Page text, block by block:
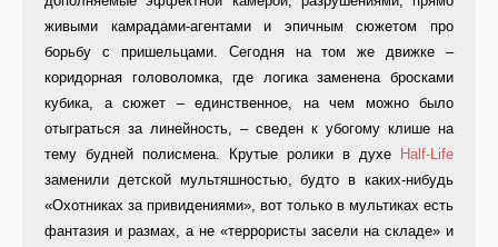
живыми камрадами-агентами и эпичным сюжетом про
борьбу с пришельцами. Сегодня на том же движке –
коридорная головоломка, где логика заменена бросками
кубика, а сюжет – единственное, на чем можно было
отыграться за линейность, – сведен к убогому клише на
тему будней полисмена. Крутые ролики в духе
Half-Life
заменили детской мультяшностью, будто в каких-нибудь
«Охотниках за привидениями», вот только в мультиках есть
фантазия и размах, а не «террористы засели на складе» и